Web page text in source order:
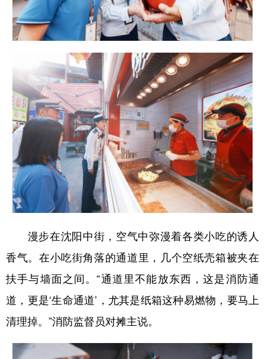
广东 广西 海南 重庆
四川 贵州 云南 西藏
甘肃 青海 宁夏
新疆 内蒙古 黑龙江
多语种频道
English Español Français عربى
Русский язык 日本語 한국어
Deutsch Português
漫步在沈阳中街，空气中弥漫着各类小吃的诱人
香气。在小吃街角落的通道里，几个空纸壳箱被夹在
扶手与墙面之间。“通道里不能放东西，这是消防通
道， 更是‘生命通道’，尤其是纸箱这种易燃物，要马上
清理掉。 ”消防监督员对摊主说。